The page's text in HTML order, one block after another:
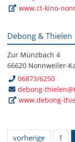
www.ct-kino-
Debong & Thielen
Zur Münzbach 4
66620 Nonnweiler-
06873/6250
debong-
www.debong-
vorherige 1